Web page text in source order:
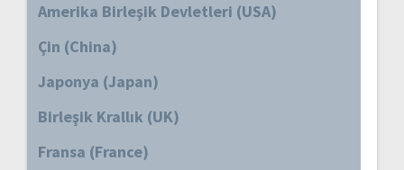
Amerika Birleşik Devletleri (USA)
Çin (China)
Japonya (Japan)
Birleşik Krallık (UK)
Fransa (France)